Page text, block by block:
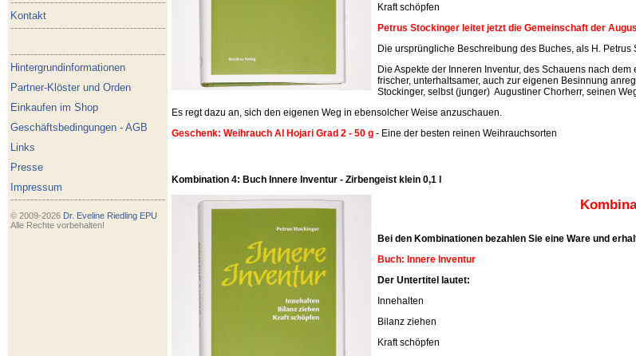
Kontakt
Hintergrundinformationen
Partner-Klöster und Orden
Einkaufen im Shop
Geschäftsbedingungen - AGB
Links
Presse
Impressum
© 2009-2026 Dr. Eveline Riedling EPU
Alle Rechte vorbehalten!
Kraft schöpfen
Petrus Stockinger leitet jetzt die Gemeinschaft der
Die ursprüngliche Beschreibung des Buches, als H.
Die Aspekte der Inneren Inventur, des Schauens nach
frischer, unterhaltsamer, auch zur eigenen Besinnung
Stockinger, selbst (junger) Augustiner Chorherr, seinen
Es regt dazu an, sich den eigenen Weg in ebensolcher Weise anzuschauen.
Geschenk: Weihrauch Al Hojari Grad 2 - 50 g - Eine der besten reinen Weihrauchsorten
Kombination 4: Buch Innere Inventur - Zirbengeist klein 0,1 l
Bei den Kombinationen bezahlen Sie eine Ware und
Buch: Innere Inventur
Der Untertitel lautet:
Innehalten
Bilanz ziehen
Kraft schöpfen